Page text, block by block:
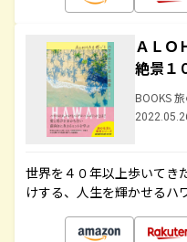
ＡＬＯ
絶景１
BOOKS
世界を４０年以上歩いてき
けする、人生を輝かせるハ